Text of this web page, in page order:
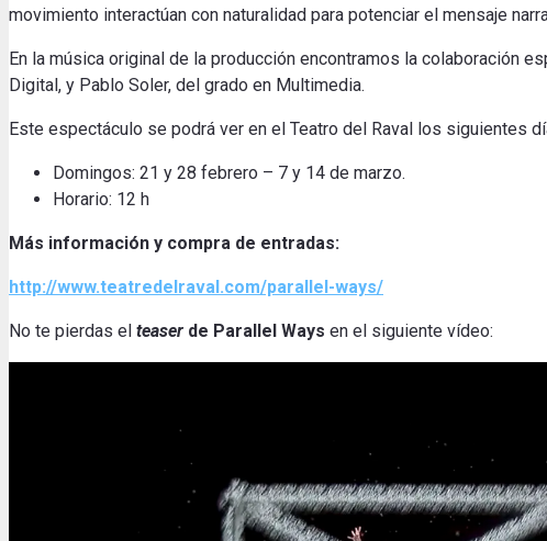
movimiento interactúan con naturalidad para potenciar el mensaje
En la música original de la producción encontramos la colaboración
Digital, y Pablo Soler, del grado en Multimedia.
Este espectáculo se podrá ver en el Teatro del Raval los siguientes
Domingos: 21 y 28 febrero – 7 y 14 de marzo.
Horario: 12 h
Más información y compra de entradas:
http://www.teatredelraval.com/parallel-ways/
No te pierdas el teaser de Parallel Ways en el siguiente vídeo: